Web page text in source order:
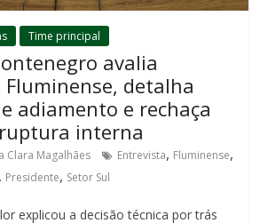
Time principal
avalia
detalha
adiamento e rechaça
interna
Clara Magalhães Entrevista, Fluminense,
, Presidente, Setor Sul
explicou a decisão técnica por trás